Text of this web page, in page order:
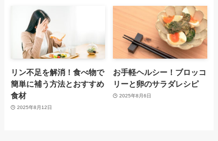
リン不足を解消！食べ物で
簡単に補う方法とおすすめ
食材
2025年8月12日
お手軽ヘルシー！ブロッコ
リーと卵のサラダレシピ
2025年8月6日